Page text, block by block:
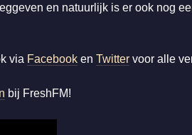
en natuurlijk is er ook nog
via Facebooken Twittervoor alle
bij FreshFM!